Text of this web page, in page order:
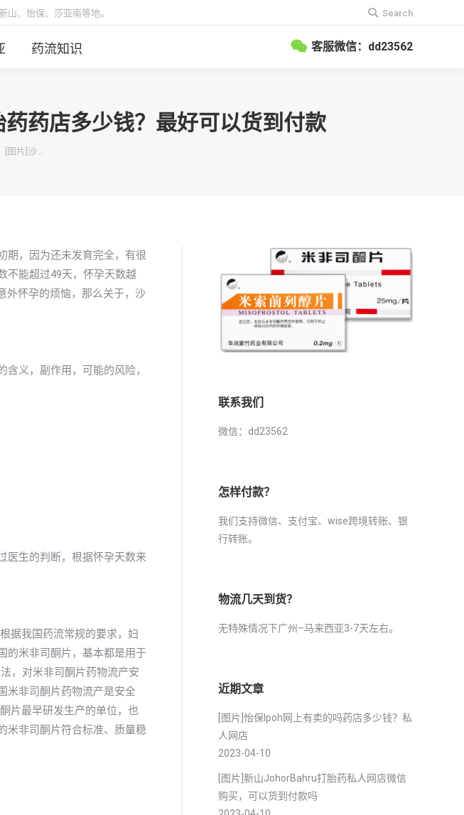
、怡保、莎亚南等地。
搜
索：
Search
药流知识 客服微信：dd23562
药店多少钱？最好可以货到付款
[图片]沙…
期，因为还未发育完全，有很
不能超过49天，怀孕天数越
外怀孕的烦恼，那么关于，沙
义，副作用，可能的风险，
医生的判断，根据怀孕天数来
据我国药流常规的要求，妇
的米非司酮片，基本都是用于
，对米非司酮片药物流产安
米非司酮片药物流产是安全
片最早研发生产的单位，也
米非司酮片符合标准、质量稳
联系我们
微信：dd23562
怎样付款？
我们支持微信、支付宝、wise跨境转账、银
行转账。
物流几天到货？
无特殊情况下广州–马来西亚3-7天左右。
近期文章
[图片]怡保lpoh网上有卖的吗药店多少钱？私
人网店
2023-04-10
[图片]新山JohorBahru打胎药私人网店微信
购买，可以货到付款吗